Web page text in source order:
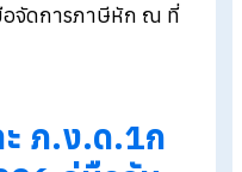
อนไลน์ สำหรับนายจ้างและ HR